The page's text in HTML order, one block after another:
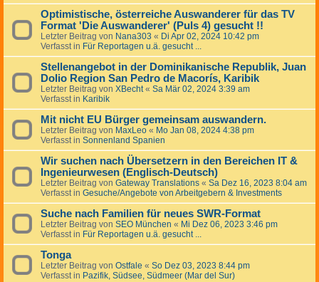
Optimistische, österreiche Auswanderer für das TV
Format 'Die Auswanderer' (Puls 4) gesucht !!
Letzter Beitrag von Nana303 « Di Apr 02, 2024 10:42 pm
Verfasst in Für Reportagen u.ä. gesucht ...
Stellenangebot in der Dominikanische Republik, Juan
Dolio Region San Pedro de Macorís, Karibik
Letzter Beitrag von XBecht« Sa Mär 02, 2024 3:39 am
Verfasst in Karibik
Mit nicht EU Bürger gemeinsam auswandern.
Letzter Beitrag von MaxLeo « Mo Jan 08, 2024 4:38 pm
Verfasst in Sonnenland Spanien
Wir suchen nach Übersetzern in den Bereichen IT &
Ingenieurwesen (Englisch-Deutsch)
Letzter Beitrag von Gateway Translations « Sa Dez 16, 2023 8:04 am
Verfasst in Gesuche/Angebote von Arbeitgebern & Investments
Suche nach Familien für neues SWR-Format
Letzter Beitrag von SEO München « Mi Dez 06, 2023 3:46 pm
Verfasst in Für Reportagen u.ä. gesucht ...
Tonga
Letzter Beitrag von Ostfale « So Dez 03, 2023 8:44 pm
Verfasst in Pazifik, Südsee, Südmeer (Mar del Sur)